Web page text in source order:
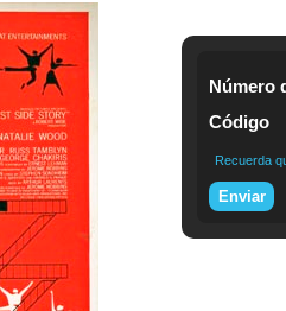
Número
Código
Recuerda